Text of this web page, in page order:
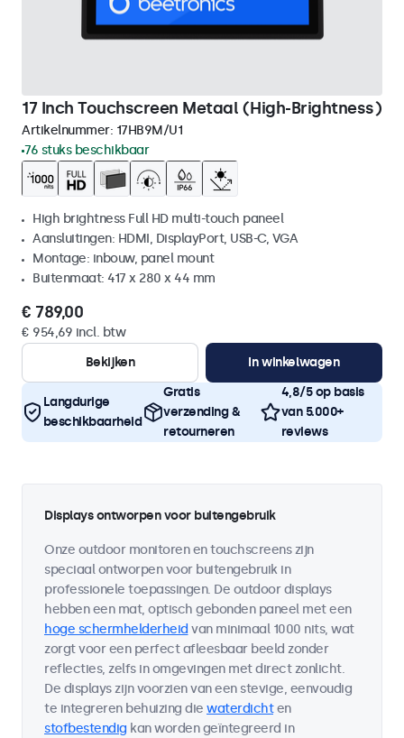
17 Inch Touchscreen Metaal (High-Brightness)
Artikelnummer: 17HB9M/U1
76 stuks beschikbaar
High brightness Full HD multi-touch paneel
Aansluitingen: HDMI, DisplayPort, USB-C, VGA
Montage: inbouw, panel mount
Buitenmaat: 417 x 280 x 44 mm
€ 789,00
€ 954,69 incl. btw
Bekijken
In winkelwagen
Langdurige
beschikbaarheid
Gratis
verzending &
retourneren
4,8/5 op basis
van 5.000+
reviews
Displays ontworpen voor buitengebruik
Onze outdoor monitoren en touchscreens zijn
speciaal ontworpen voor buitengebruik in
professionele toepassingen. De outdoor displays
hebben een mat, optisch gebonden paneel met een
hoge schermhelderheid van minimaal 1000 nits, wat
zorgt voor een perfect afleesbaar beeld zonder
reflecties, zelfs in omgevingen met direct zonlicht.
De displays zijn voorzien van een stevige, eenvoudig
te integreren behuizing die waterdichten
stofbestendig kan worden geïntegreerd in